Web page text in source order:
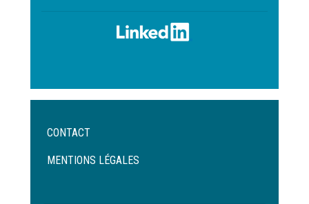
Menu
de
CONTACT
MENTIONS LÉGALES